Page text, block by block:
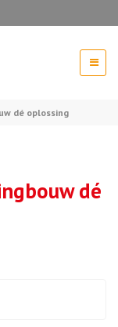
dé oplossing
dé